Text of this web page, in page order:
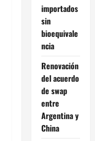
importados
sin
bioequivale
ncia
Renovación
del acuerdo
de swap
entre
Argentina y
China